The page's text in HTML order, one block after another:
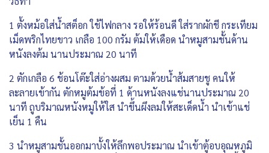
1 ตั้งหม้อใส่น้ำสต็อก ใช้ไฟกลาง รอให้ร้อนดี ใส่รากผักชี กระเทียม
เม็ดพริกไทยขาว เกลือ 100 กรัม ต้มให้เดือด นำหมูสามชั้นด้าน
หนังลงต้ม นานประมาณ 20 นาที
2 ตักเกลือ 6 ช้อนโต๊ะใส่อ่างผสม ตามด้วยน้ำส้มสายชู คนให้
ละลายเข้ากัน ตักหมูต้มข้อที่ 1 ด้านหนังลงแช่นานประมาณ 20
นาที ถูบริมาณหนังหมูให้ใส นำขึ้นผึงลมให้สะเด็ดน้ำ นำเข้าแช่
เย็น 1 คืน
3 นำหมูสามชั้นออกมาบั้งให้ลึกพอประมาณ นำเข้าตู้อบอุณหภูมิ